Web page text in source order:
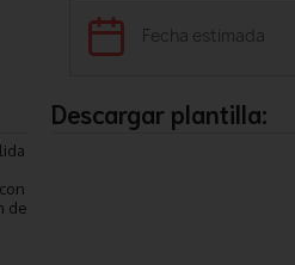
Fecha estimada
de
Descargar plantilla: